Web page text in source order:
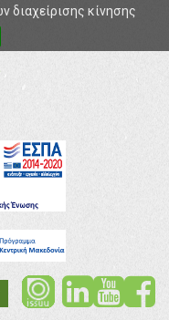
διαχείρισης κίνησης